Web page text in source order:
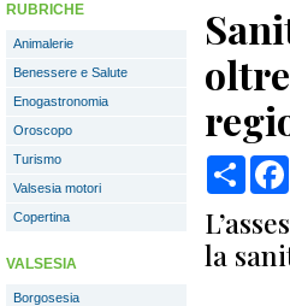
RUBRICHE
Animalerie
Benessere e Salute
Enogastronomia
Oroscopo
Turismo
Valsesia motori
Copertina
VALSESIA
Borgosesia
la